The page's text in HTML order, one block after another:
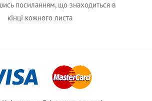
посиланням, що знаходиться в
кінці кожного листа